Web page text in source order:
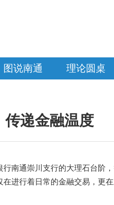
图说南通 理论圆桌
传递金融温度
行南通崇川支行的大理石台阶
在进行着日常的金融交易，更